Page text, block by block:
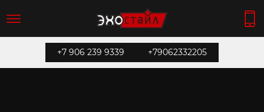
+7 906 239 9339 +79062332205